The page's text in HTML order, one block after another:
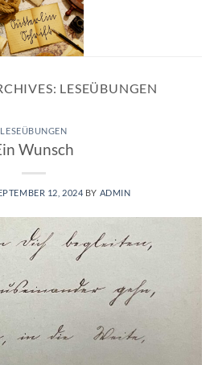
LESEÜBUNGEN
LESEÜBUNGEN
Wunsch
12, 2024 BY ADMIN